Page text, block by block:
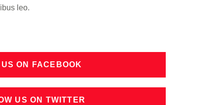
leo.
ON FACEBOOK
US ON TWITTER